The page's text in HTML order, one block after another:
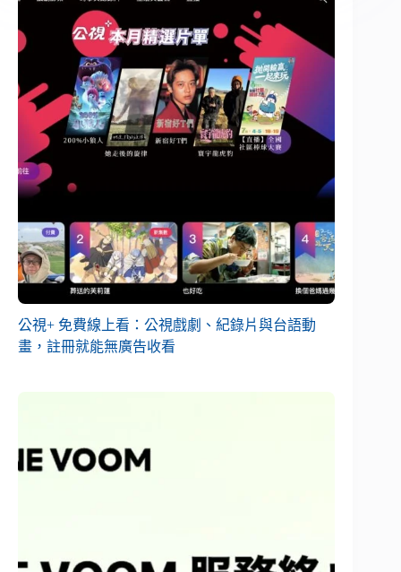
公視+ 免費線上看：公視戲劇、紀錄片與台語動
畫，註冊就能無廣告收看